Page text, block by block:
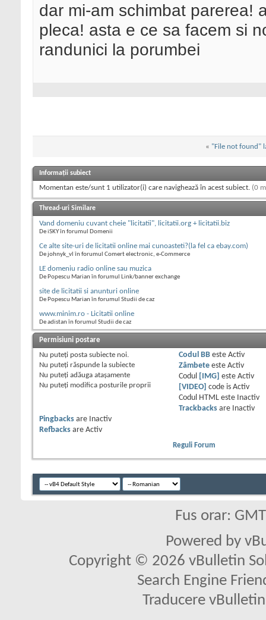
dar mi-am schimbat parerea!
pleca! asta e ce sa facem si
randunici la porumbei
« "File not found"
Informații subiect
Momentan este/sunt 1 utilizator(i) care navighează în acest subiect. (0
Thread-uri Similare
Vand domeniu cuvant cheie "licitatii", licitatii.org + licitatii.biz
De iSKY în forumul Domenii
Ce alte site-uri de licitatii online mai cunoasteti?(la fel ca ebay.com)
De johnyk_vl în forumul Comert electronic, e-Commerce
LE domeniu radio online sau muzica
De Popescu Marian în forumul Link/banner exchange
site de licitatii si anunturi online
De Popescu Marian în forumul Studii de caz
www.minim.ro - Licitatii online
De adistan în forumul Studii de caz
Permisiuni postare
Nu puteţi posta subiecte noi.
Nu puteţi răspunde la subiecte
Nu puteţi adăuga ataşamente
Nu puteţi modifica posturile proprii
Codul BBeste Activ
Zâmbeteeste Activ
Codul
[IMG] este Activ
[VIDEO] code is Activ
Codul HTML este
Inactiv
Trackbacksare
Inactiv
Pingbacks are
Inactiv
Refbacks are Activ
Reguli Forum
Fus orar:
Powered by
Copyright © 2026 vBulletin
Search Engine
Traducere